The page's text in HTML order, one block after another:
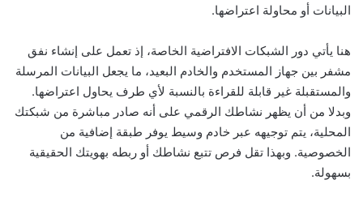
البيانات أو محاولة اعتراضها.
هنا يأتي دور الشبكات الافتراضية الخاصة، إذ تعمل على إنشاء نفق
مشفر بين جهاز المستخدم والخادم البعيد، ما يجعل البيانات المرسلة
والمستقبلة غير قابلة للقراءة بالنسبة لأي طرف يحاول اعتراضها.
وبدلا من أن يظهر نشاطك الرقمي على أنه صادر مباشرة من شبكتك
المحلية، يتم توجيهه عبر خادم وسيط يوفر طبقة إضافية من
الخصوصية. وبهذا تقل فرص تتبع نشاطك أو ربطه بهويتك الحقيقية
بسهولة.